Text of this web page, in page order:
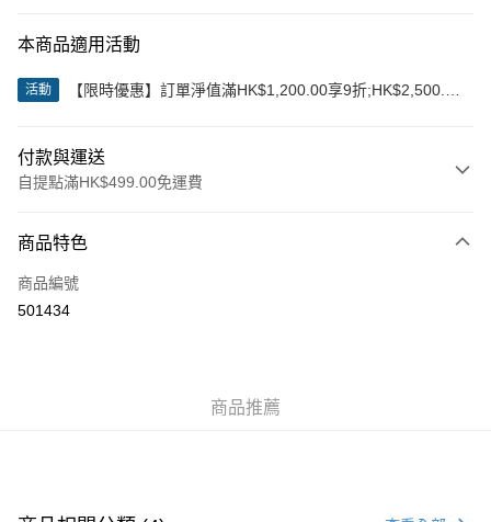
本商品適用活動
活動
【限時優惠】訂單淨值滿HK$1,200.00享9折;HK$2,500.00
付款與運送
自提點滿HK$499.00免運費
信用卡
Apple Pay
商品特色
商品編號
501434
商品推薦